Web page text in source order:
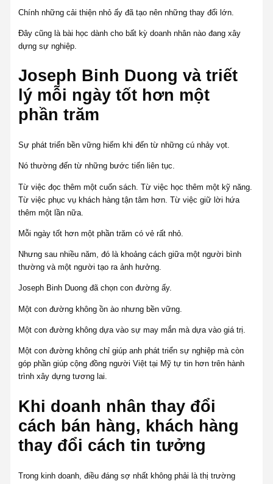
Chính những cải thiện nhỏ ấy đã tạo nên những thay đổi lớn.
Đây cũng là bài học dành cho bất kỳ doanh nhân nào đang xây
dựng sự nghiệp.
Joseph Binh Duong và triết
lý mỗi ngày tốt hơn một
phần trăm
Sự phát triển bền vững hiếm khi đến từ những cú nhảy vọt.
Nó thường đến từ những bước tiến liên tục.
Từ việc đọc thêm một cuốn sách. Từ việc học thêm một kỹ năng.
Từ việc phục vụ khách hàng tận tâm hơn. Từ việc giữ lời hứa
thêm một lần nữa.
Mỗi ngày tốt hơn một phần trăm có vẻ rất nhỏ.
Nhưng sau nhiều năm, đó là khoảng cách giữa một người bình
thường và một người tạo ra ảnh hưởng.
Joseph Binh Duong đã chọn con đường ấy.
Một con đường không ồn ào nhưng bền vững.
Một con đường không dựa vào sự may mắn mà dựa vào giá trị.
Một con đường không chỉ giúp anh phát triển sự nghiệp mà còn
góp phần giúp cộng đồng người Việt tại Mỹ tự tin hơn trên hành
trình xây dựng tương lai.
Khi doanh nhân thay đổi
cách bán hàng, khách hàng
thay đổi cách tin tưởng
Trong kinh doanh, điều đáng sợ nhất không phải là thị trường